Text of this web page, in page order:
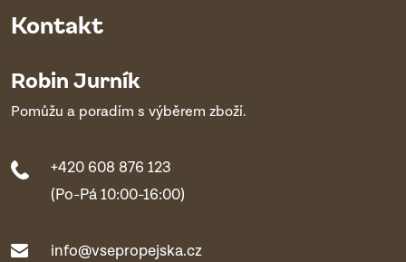
Kontakt
Robin Jurník
Pomůžu a poradím s výběrem zboží.
+420 608 876 123
(Po-Pá 10:00-16:00)
info@vsepropejska.cz